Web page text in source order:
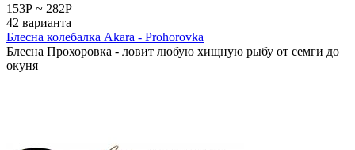
153Р ~ 282Р
42 варианта
Блесна колебалка Akara - Prohorovka
Блесна Прохоровка - ловит любую хищную рыбу от семги до
окуня